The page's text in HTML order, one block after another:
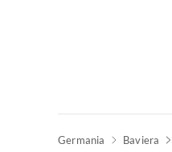
Germania Baviera